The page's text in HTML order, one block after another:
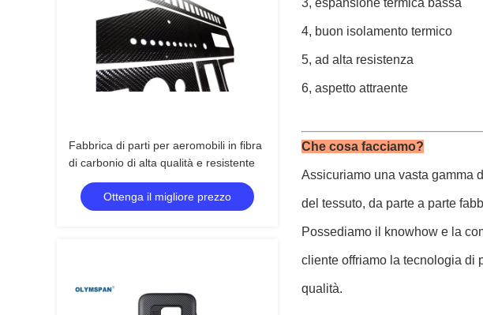
Fabbrica di parti per aeromobili in fibra
di carbonio di alta qualità e resistente
Ottenga il migliore prezzo
3, espansione termica bassa
4, buon isolamento termico
5, ad alta resistenza
6, aspetto attraente
Che cosa facciamo?
Assicuriamo una vasta gamma
del tessuto, da parte a parte
Possediamo il knowhow e la
cliente offriamo la tecnologia di
qualità.